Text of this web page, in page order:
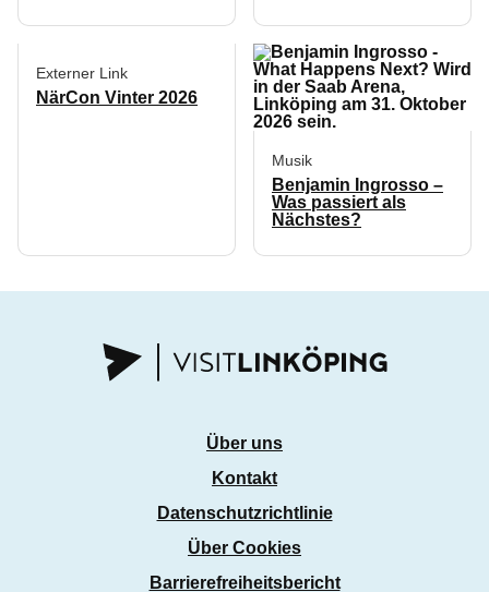
Externer Link
NärCon Vinter 2026
Musik
Benjamin Ingrosso –
Was passiert als
Nächstes?
Über uns
Kontakt
Datenschutzrichtlinie
Über Cookies
Barrierefreiheitsbericht